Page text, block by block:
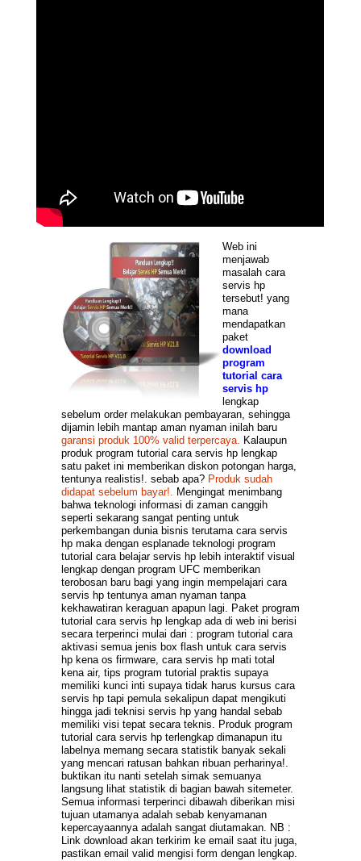
Web ini
menjawab
masalah cara
servis hp
tersebut! yang
mana
mendapatkan
paket
download
program
tutorial cara
servis hp
lengkap
sebelum order melakukan pembayaran, sehingga
dijamin lebih mantap aman nyaman inilah baru
garansi produk 100% valid terpercaya. Kalaupun
produk program tutorial cara servis hp lengkap
satu paket ini memberikan diskon potongan harga,
tentunya realistis!. sebab apa? Produk sudah
didapat sebelum bayar!. Mengingat menimbang
bahwa teknologi informasi di zaman canggih
seperti sekarang sangat penting untuk
perkembangan dunia bisnis terutama cara servis
hp maka dengan esplanade teknologi program
tutorial cara belajar servis hp lebih interaktif visual
lengkap dengan program UFC memberikan
terobosan baru bagi yang ingin mempelajari cara
servis hp tentunya aman nyaman tanpa
kekhawatiran keraguan apapun lagi. Paket program
tutorial cara servis hp lengkap ada di web ini berisi
secara terperinci mulai dari : program tutorial cara
aktivasi semua jenis box flash untuk cara servis
hp kena os firmware, cara servis hp mati total
kena air, tips program tutorial praktis supaya
memiliki kunci inti supaya tidak harus kursus cara
servis hp tapi pemula sekalipun dapat mengikuti
hingga jadi teknisi servis hp yang handal sebab
memiliki visi tepat secara teknis. Produk program
tutorial cara servis hp terlengkap dimanapun itu
labelnya memang secara statistik banyak sekali
yang mencari ratusan bahkan ribuan perharinya!.
buktikan itu nanti setelah simak semuanya
langsung lihat statistik di bagian bawah sitemeter.
Semua informasi terperinci dibawah diberikan misi
tujuan utamanya adalah sebab kenyamanan
kepercayaannya adalah sangat diutamakan. NB :
Link download akan terkirim ke email saat itu juga,
pastikan email valid mengisi form dengan lengkap.